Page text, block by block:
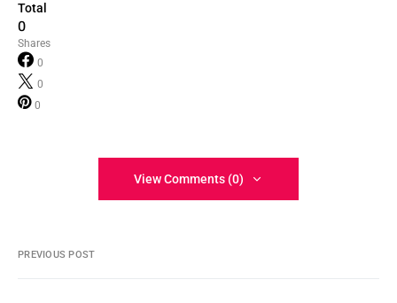
Total
0
Shares
0
0
0
View Comments (0)
PREVIOUS POST